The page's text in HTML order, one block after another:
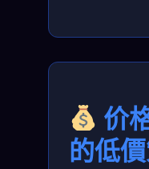
价
的低